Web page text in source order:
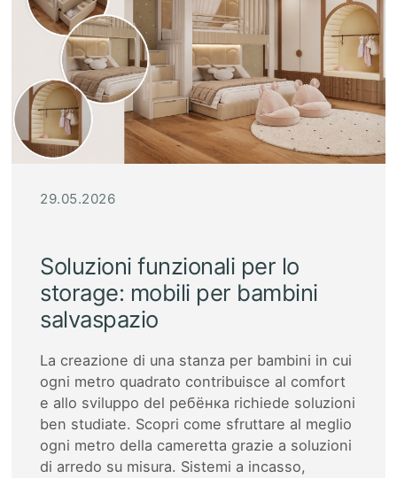
29.05.2026
Soluzioni funzionali per lo
storage: mobili per bambini
salvaspazio
La creazione di una stanza per bambini in cui
ogni metro quadrato contribuisce al comfort
e allo sviluppo del ребёнка richiede soluzioni
ben studiate. Scopri come sfruttare al meglio
ogni metro della cameretta grazie a soluzioni
di arredo su misura. Sistemi a incasso,